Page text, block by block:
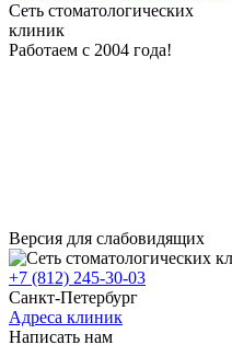
Сеть стоматологических
клиник
Работаем с 2004 года!
Версия для слабовидящих
+7 (812) 245-30-03
Санкт-Петербург
Адреса клиник
Написать нам